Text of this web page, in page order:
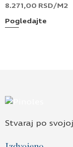
8.271,00 RSD/M2
Pogledajte
Stvaraj po